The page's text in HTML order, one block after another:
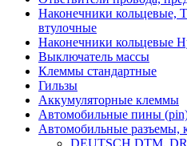
Наконечники кольцевые,
втулочные
Наконечники кольцевые
Выключатель массы
Клеммы стандартные
Гильзы
Аккумуляторные клеммы
Автомобильные пины
Автомобильные разъемы,